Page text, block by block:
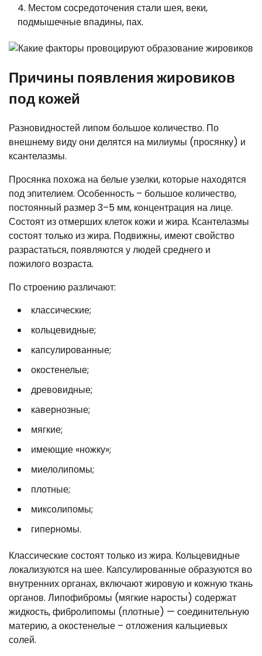
Местом сосредоточения стали шея, веки,
подмышечные впадины, пах.
Причины появления жировиков
под кожей
Разновидностей липом большое количество. По
внешнему виду они делятся на милиумы (просянку) и
ксантелазмы.
Просянка похожа на белые узелки, которые находятся
под эпителием. Особенность – большое количество,
постоянный размер 3–5 мм, концентрация на лице.
Состоят из отмерших клеток кожи и жира. Ксантелазмы
состоят только из жира. Подвижны, имеют свойство
разрастаться, появляются у людей среднего и
пожилого возраста.
По строению различают:
классические;
кольцевидные;
капсулированные;
окостенелые;
древовидные;
кавернозные;
мягкие;
имеющие «ножку»;
миелолипомы;
плотные;
миксолипомы;
гиперномы.
Классические состоят только из жира. Кольцевидные
локализуются на шее. Капсулированные образуются во
внутренних органах, включают жировую и кожную ткань
органов. Липофибромы (мягкие наросты) содержат
жидкость, фибролипомы (плотные) — соединительную
материю, а окостенелые – отложения кальциевых
солей.